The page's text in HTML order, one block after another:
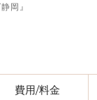
岡』
費用/料金